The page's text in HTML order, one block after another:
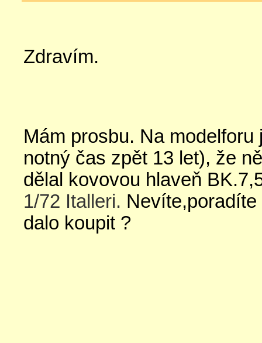
Zdravím.
Mám prosbu. Na modelforu
notný čas zpět 13 let), že
dělal kovovou hlaveň
1/72 Italleri.
dalo koupit ?